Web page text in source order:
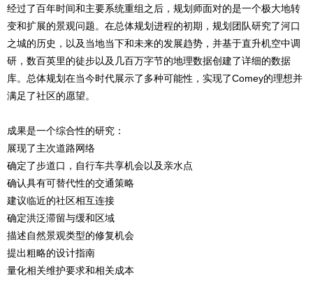
经过了百年时间和主要系统重组之后，规划师面对的是一个极大地转
变和扩展的景观问题。在总体规划进程的初期，规划团队研究了河口
之城的历史，以及当地当下和未来的发展趋势，并基于直升机空中调
研，数百英里的徒步以及几百万字节的地理数据创建了详细的数据
库。总体规划在当今时代展示了多种可能性，实现了Comey的理想并
满足了社区的愿望。
成果是一个综合性的研究：
展现了主次道路网络
确定了步道口，自行车共享机会以及亲水点
确认具有可替代性的交通策略
建议临近的社区相互连接
确定洪泛滞留与缓和区域
描述自然景观类型的修复机会
提出粗略的设计指南
量化相关维护要求和相关成本